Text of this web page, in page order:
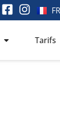
FR
Tarifs